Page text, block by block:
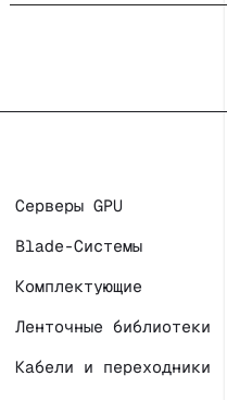
Серверы GPU
Blade-Системы
Комплектующие
Ленточные библиотеки
Кабели и переходники